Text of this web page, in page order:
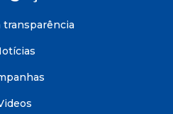
transparência